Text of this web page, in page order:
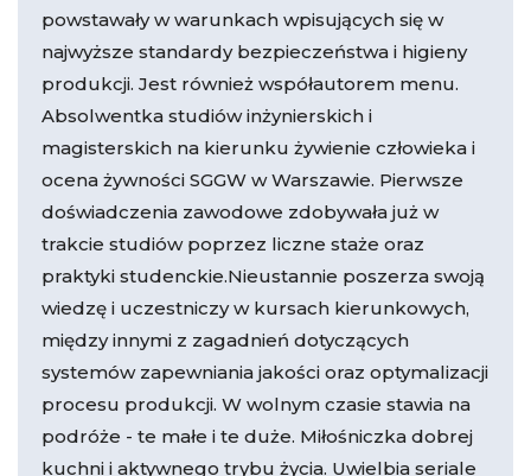
powstawały w warunkach wpisujących się w
najwyższe standardy bezpieczeństwa i higieny
produkcji. Jest również współautorem menu.
Absolwentka studiów inżynierskich i
magisterskich na kierunku żywienie człowieka i
ocena żywności SGGW w Warszawie. Pierwsze
doświadczenia zawodowe zdobywała już w
trakcie studiów poprzez liczne staże oraz
praktyki studenckie.Nieustannie poszerza swoją
wiedzę i uczestniczy w kursach kierunkowych,
między innymi z zagadnień dotyczących
systemów zapewniania jakości oraz optymalizacji
procesu produkcji. W wolnym czasie stawia na
podróże - te małe i te duże. Miłośniczka dobrej
kuchni i aktywnego trybu życia. Uwielbia seriale